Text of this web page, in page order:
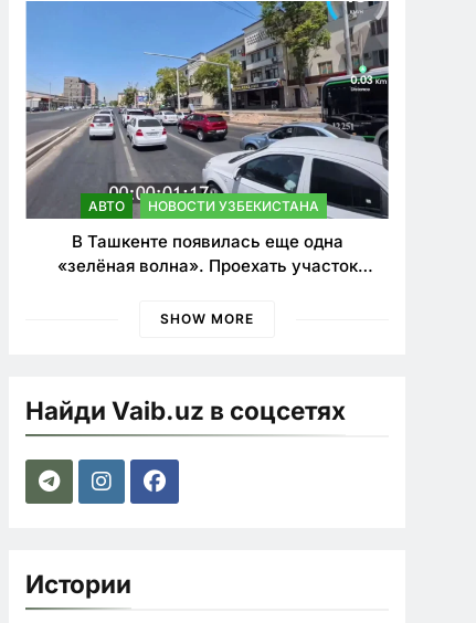
АВТО НОВОСТИ УЗБЕКИСТАНА
В Ташкенте появилась еще одна
«зелёная волна». Проехать участок
SHOW MORE
Найди Vaib.uz в соцсетях
Истории